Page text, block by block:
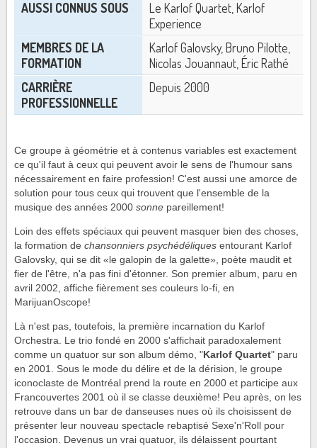
AUSSI CONNUS SOUS
Le Karlof Quartet, Karlof
Experience
MEMBRES DE LA
FORMATION
Karlof Galovsky, Bruno Pilotte,
Nicolas Jouannaut, Éric Rathé
CARRIÈRE
PROFESSIONNELLE
Depuis 2000
Ce groupe à géométrie et à contenus variables est exactement
ce qu'il faut à ceux qui peuvent avoir le sens de l'humour sans
nécessairement en faire profession! C'est aussi une amorce de
solution pour tous ceux qui trouvent que l'ensemble de la
musique des années 2000 sonne pareillement!
Loin des effets spéciaux qui peuvent masquer bien des choses,
la formation de chansonniers psychédéliques entourant Karlof
Galovsky, qui se dit «le galopin de la galette», poète maudit et
fier de l'être, n'a pas fini d'étonner. Son premier album, paru en
avril 2002, affiche fièrement ses couleurs lo-fi, en
MarijuanOscope!
Là n'est pas, toutefois, la première incarnation du Karlof
Orchestra. Le trio fondé en 2000 s'affichait paradoxalement
comme un quatuor sur son album démo, " Karlof Quartet" paru
en 2001. Sous le mode du délire et de la dérision, le groupe
iconoclaste de Montréal prend la route en 2000 et participe aux
Francouvertes 2001 où il se classe deuxième! Peu après, on les
retrouve dans un bar de danseuses nues où ils choisissent de
présenter leur nouveau spectacle rebaptisé Sexe'n'Roll pour
l'occasion. Devenus un vrai quatuor, ils délaissent pourtant